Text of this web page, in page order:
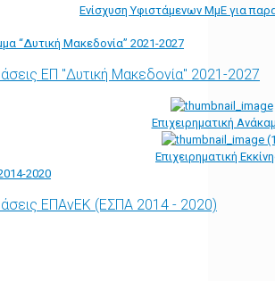
Ενίσχυση Υφιστάμενων ΜμΕ για
“Δυτική Μακεδονία” 2021-2027
ΕΠ "Δυτική Μακεδονία" 2021-2027
Επιχειρηματική
Επιχειρηματική
2020
ΕΠΑνΕΚ (ΕΣΠΑ 2014 - 2020)